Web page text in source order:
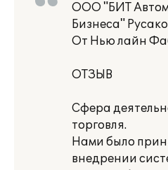
ООО "БИТ
Бизнеса"
От Нью лайн
ОТЗЫВ
Сфера
торговля.
Нами было
внедрении